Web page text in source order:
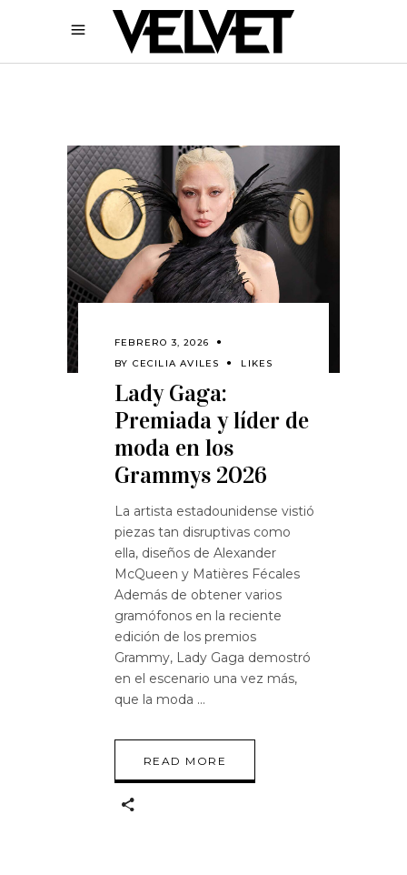
FEBRERO 3, 2026
BY CECILIA AVILES LIKES
Lady Gaga:
Premiada y líder de
moda en los
Grammys 2026
La artista estadounidense vistió
piezas tan disruptivas como
ella, diseños de Alexander
McQueen y Matières Fécales
Además de obtener varios
gramófonos en la reciente
edición de los premios
Grammy, Lady Gaga demostró
en el escenario una vez más,
que la moda
READ MORE